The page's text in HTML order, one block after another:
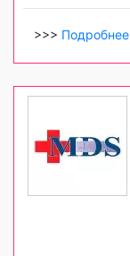
>>> Подробнее